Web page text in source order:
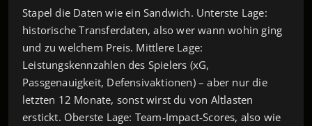
Stapel die Daten wie ein Sandwich. Unterste Lage:
historische Transferdaten, also wer wann wohin ging
und zu welchem Preis. Mittlere Lage:
Leistungskennzahlen des Spielers (xG,
Passgenauigkeit, Defensivaktionen) – aber nur die
letzten 12 Monate, sonst wirst du von Altlasten
erstickt. Oberste Lage: Team‑Impact‑Scores, also wie